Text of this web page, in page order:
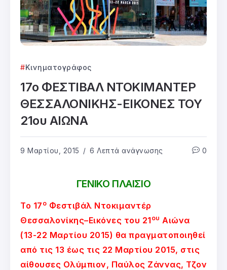
Κινηματογράφος
17ο ΦΕΣΤΙΒΑΛ ΝΤΟΚΙΜΑΝΤΕΡ
ΘΕΣΣΑΛΟΝΙΚΗΣ-ΕΙΚΟΝΕΣ ΤΟΥ
21ου ΑΙΩΝΑ
9 Μαρτίου, 2015 6 Λεπτά ανάγνωσης 0
ΓΕΝΙΚΟ ΠΛΑΙΣΙΟ
Το 17 ο Φεστιβάλ Ντοκιμαντέρ
Θεσσαλονίκης–Εικόνες του 21ου Αιώνα
(13-22 Μαρτίου 2015) θα πραγματοποιηθεί
από τις 13 έως τις 22 Μαρτίου 2015, στις
αίθουσες Ολύμπιον, Παύλος Ζάννας, Τζον